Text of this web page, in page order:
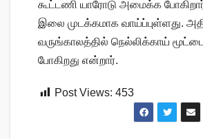
கூட்டணி யாரோடு அமைக்க
இலை முடக்கமாக வாய்ப்புள்ளது.
வருங்காலத்தில் நெல்லிக்காய்
போகிறது என்றார்.
Post Views: 453